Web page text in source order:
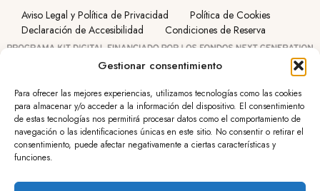
Gestionar consentimiento
Para ofrecer las mejores experiencias, utilizamos tecnologías como las cookies
para almacenar y/o acceder a la información del dispositivo. El consentimiento
de estas tecnologías nos permitirá procesar datos como el comportamiento de
navegación o las identificaciones únicas en este sitio. No consentir o retirar el
consentimiento, puede afectar negativamente a ciertas características y
funciones.
Aviso Legal y Política de Privacidad
Política de Cookies
Declaración de Accesibilidad
Condiciones de Reserva